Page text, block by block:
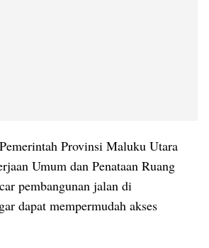
Pemerintah Provinsi Maluku Utara
Umum dan Penataan Ruang
pembangunan jalan di
dapat mempermudah akses